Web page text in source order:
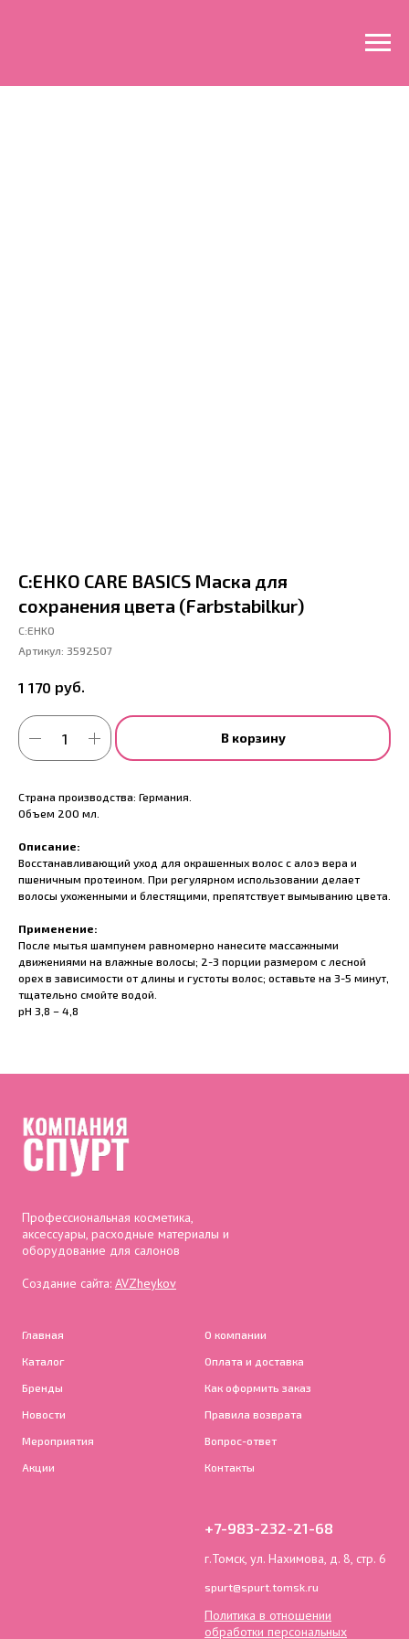
C:EHKO CARE BASICS Маска для
сохранения цвета (Farbstabilkur)
С:EHKO
Артикул: 3592507
1 170 руб.
В корзину
Страна производства: Германия.
Объем 200 мл.
Описание:
Восстанавливающий уход для окрашенных волос с алоэ вера и
пшеничным протеином. При регулярном использовании делает
волосы ухоженными и блестящими, препятствует вымыванию цвета.
Применение:
После мытья шампунем равномерно нанесите массажными
движениями на влажные волосы; 2-3 порции размером с лесной
орех в зависимости от длины и густоты волос; оставьте на 3-5 минут,
тщательно смойте водой.
pH 3,8 – 4,8
Профессиональная косметика,
аксессуары, расходные материалы и
оборудование для салонов
Создание сайта: AVZheykov
Главная
Каталог
Бренды
Новости
Мероприятия
Акции
О компании
Оплата и доставка
Как оформить заказ
Правила возврата
Вопрос-ответ
Контакты
+7-983-232-21-68
г.Томск, ул. Нахимова, д. 8, стр. 6
spurt@spurt.tomsk.ru
Политика в отношении
обработки персональных